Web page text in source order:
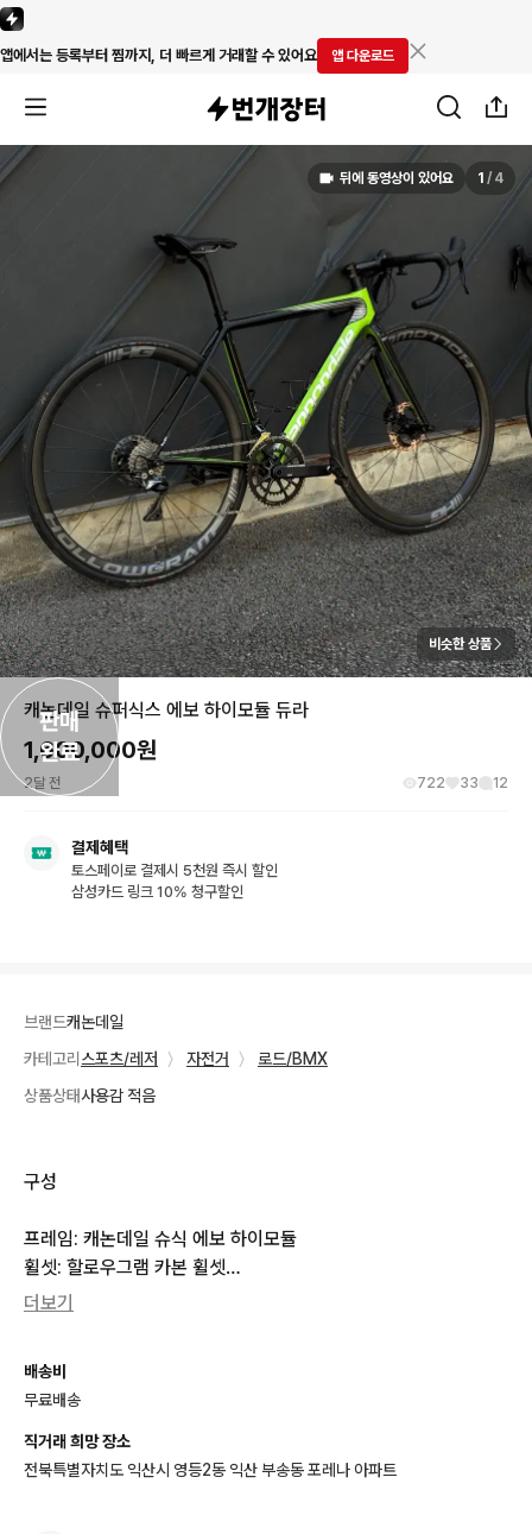
앱에서는 등록부터 찜까지, 더 빠르게 거래할 수 있어요 앱 다운로드
판매
완료
뒤에 동영상이 있어요 1 / 4
비슷한 상품
캐논데일 슈퍼식스 에보 하이모듈 듀라
1,600,000원
2달 전 722 33 12
결제혜택
토스페이로 결제시 5천원 즉시 할인
삼성카드 링크 10% 청구할인
브랜드캐논데일
카테고리 스포츠/레저 〉 자전거 〉
로드/BMX
상품상태사용감 적음
구성
프레임: 캐논데일 슈식 에보 하이모듈
휠셋: 할로우그램 카본 휠셋
양쪽 레버: 듀라에이스 9120
캘리퍼:듀라에이스 9120
체인: 듀라에이스
타이어: 슈발베 프로원 클린쳐
안장: 프롤로고 스크래치 tirox
더보기
배송비
무료배송
직거래 희망 장소
전북특별자치도 익산시 영등2동 익산 부송동 포레나 아파트